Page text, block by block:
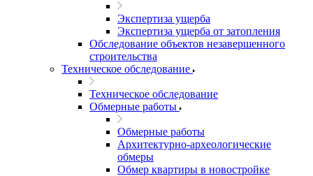
Экспертиза ущерба
Экспертиза ущерба от затопления
Обследование объектов незавершенного
строительства
Техническое обследование
Техническое обследование
Обмерные работы
Обмерные работы
Архитектурно-археологические
обмеры
Обмер квартиры в новостройке